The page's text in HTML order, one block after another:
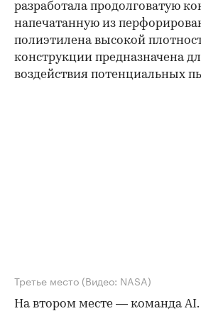
разработала продолговатую
напечатанную из
полиэтилена высокой
конструкции предназначена
воздействия потенциальных
Третье место (Видео: NASA)
На втором месте — команда AI.